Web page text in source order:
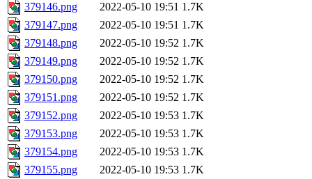
379146.png
2022-05-10 19:51 1.7K
379147.png
2022-05-10 19:51 1.7K
379148.png
2022-05-10 19:52 1.7K
379149.png
2022-05-10 19:52 1.7K
379150.png
2022-05-10 19:52 1.7K
379151.png
2022-05-10 19:52 1.7K
379152.png
2022-05-10 19:53 1.7K
379153.png
2022-05-10 19:53 1.7K
379154.png
2022-05-10 19:53 1.7K
379155.png
2022-05-10 19:53 1.7K